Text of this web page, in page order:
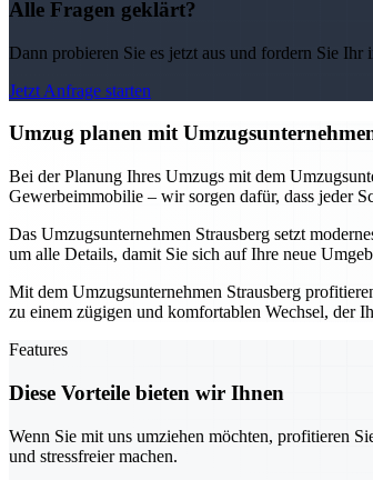
Alle Fragen geklärt?
Dann probieren Sie es jetzt aus und fordern Sie
Jetzt Anfrage starten
Umzug planen mit
Bei der Planung Ihres Umzugs mit dem
Gewerbeimmobilie – wir sorgen dafür, dass jeder
Das Umzugsunternehmen Strausberg setzt
um alle Details, damit Sie sich auf Ihre neue
Mit dem Umzugsunternehmen Strausberg
zu einem zügigen und komfortablen Wechsel, der
Features
Diese Vorteile bieten wir Ihnen
Wenn Sie mit uns umziehen möchten, profitieren
und stressfreier machen.